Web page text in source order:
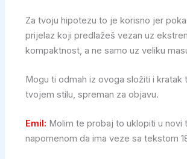
Za tvoju hipotezu to je korisno jer
prijelaz koji predlažeš vezan uz
kompaktnost, a ne samo uz veliku
Mogu ti odmah iz ovoga složiti i kratak
tvojem stilu, spreman za objavu.
Emil: Molim te probaj to uklopiti u novi
napomenom da ima veze sa tekstom